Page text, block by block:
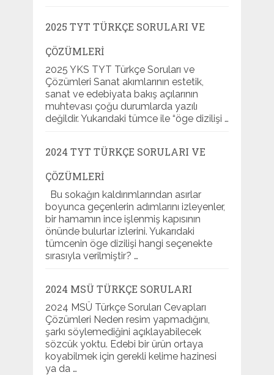
2025 TYT TÜRKÇE SORULARI VE
ÇÖZÜMLERI
2025 YKS TYT Türkçe Soruları ve
Çözümleri Sanat akımlarının estetik,
sanat ve edebiyata bakış açılarının
muhtevası çoğu durumlarda yazılı
değildir. Yukarıdaki tümce ile “öge dizilişi …
2024 TYT TÜRKÇE SORULARI VE
ÇÖZÜMLERI
Bu sokağın kaldırımlarından asırlar
boyunca geçenlerin adımlarını izleyenler,
bir hamamın ince işlenmiş kapısının
önünde bulurlar izlerini. Yukarıdaki
tümcenin öge dizilişi hangi seçenekte
sırasıyla verilmiştir? …
2024 MSÜ TÜRKÇE SORULARI
2024 MSÜ Türkçe Soruları Cevapları
Çözümleri Neden resim yapmadığını,
şarkı söylemediğini açıklayabilecek
sözcük yoktu. Edebi bir ürün ortaya
koyabilmek için gerekli kelime hazinesi
ya da …